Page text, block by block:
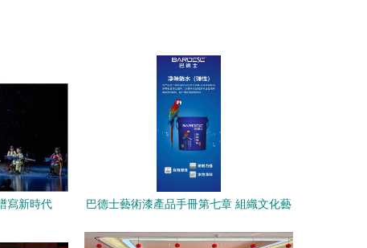
寫新時代
巴德士藝術漆產品手冊第七章 組織文化藝